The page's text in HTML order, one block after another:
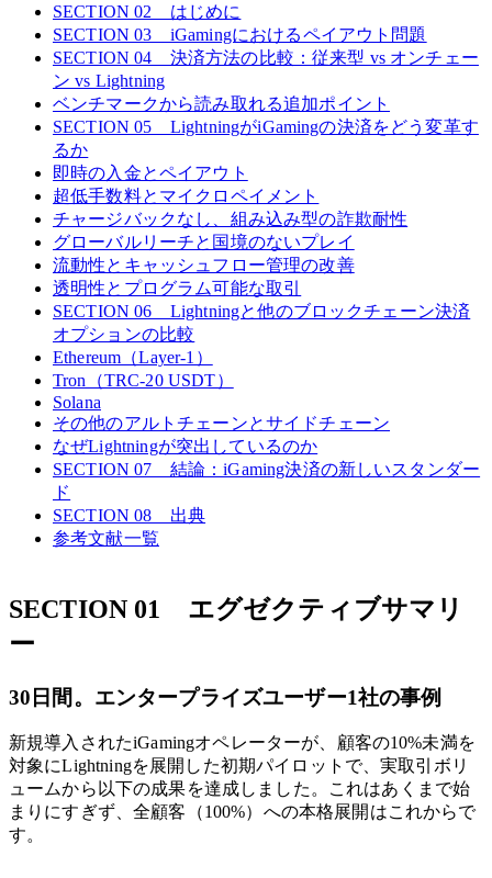
SECTION 02 はじめに
SECTION 03 iGamingにおけるペイアウト問題
SECTION 04 決済方法の比較：従来型 vs オンチェー
ン vs Lightning
ベンチマークから読み取れる追加ポイント
SECTION 05 LightningがiGamingの決済をどう変革す
るか
即時の入金とペイアウト
超低手数料とマイクロペイメント
チャージバックなし、組み込み型の詐欺耐性
グローバルリーチと国境のないプレイ
流動性とキャッシュフロー管理の改善
透明性とプログラム可能な取引
SECTION 06 Lightningと他のブロックチェーン決済
オプションの比較
Ethereum（Layer-1）
Tron（TRC-20 USDT）
Solana
その他のアルトチェーンとサイドチェーン
なぜLightningが突出しているのか
SECTION 07 結論：iGaming決済の新しいスタンダー
ド
SECTION 08 出典
参考文献一覧
SECTION 01 エグゼクティブサマリ
ー
30日間。エンタープライズユーザー1社の事例
新規導入されたiGamingオペレーターが、顧客の10%未満を
対象にLightningを展開した初期パイロットで、実取引ボリ
ュームから以下の成果を達成しました。これはあくまで始
まりにすぎず、全顧客（100%）への本格展開はこれからで
す。